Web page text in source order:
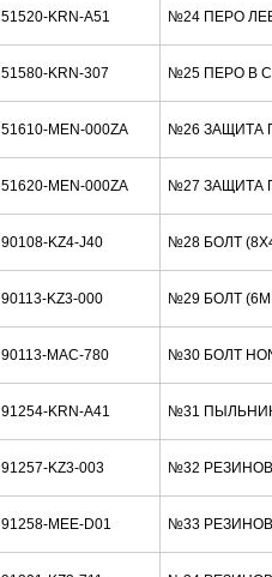
51520-KRN-A51 №24 ПЕРО
51580-KRN-307 №25 ПЕРО В
51610-MEN-000ZA №26 ЗАЩИТА
51620-MEN-000ZA №27 ЗАЩИТА
90108-KZ4-J40 №28 БОЛТ
90113-KZ3-000 №29 БОЛТ
90113-MAC-780 №30 БОЛТ
91254-KRN-A41 №31 ПЫЛЬНИК
91257-KZ3-003 №32
91258-MEE-D01 №33